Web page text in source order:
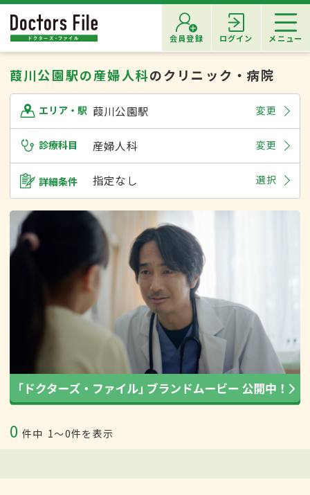
会員登録 ログイン メニュー
葭川公園駅の産婦人科のクリニック・病院
エリア・駅 葭川公園駅 変更
診療科目 産婦人科 変更
詳細条件 指定なし 選択
0 件中 1〜0件を表示